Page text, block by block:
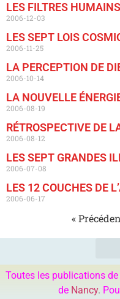
LES FILTRES
2006-12-03
LES SEPT LOIS
2006-11-25
LA PERCEPTION DE
2006-10-14
LA NOUVELLE
2006-08-19
RÉTROSPECTIVE DE
2006-08-12
LES SEPT GRANDES
2006-07-08
LES 12 COUCHES DE
2006-06-17
«
Toutes les publications
de Nancy.